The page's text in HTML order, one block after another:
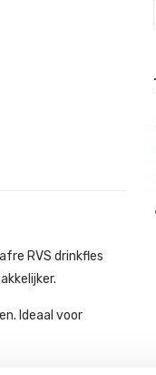
RVS drinkfles
Ideaal voor